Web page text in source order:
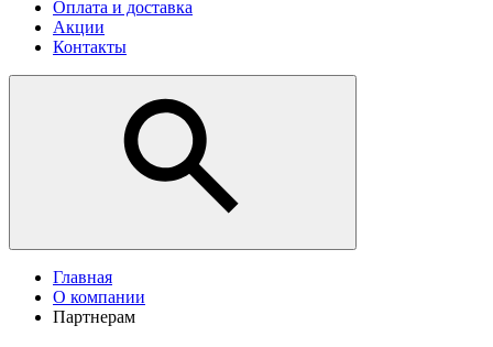
Оплата и доставка
Акции
Контакты
Главная
О компании
Партнерам